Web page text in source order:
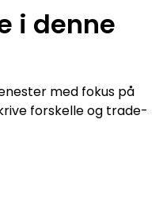
i denne
med fokus på
forskelle og trade-